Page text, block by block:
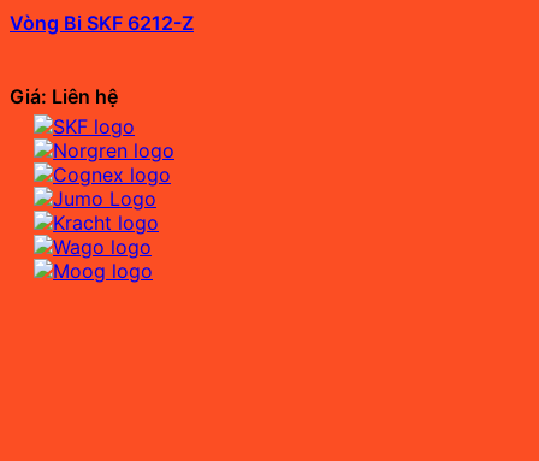
Vòng Bi SKF 6212-Z
Giá: Liên hệ